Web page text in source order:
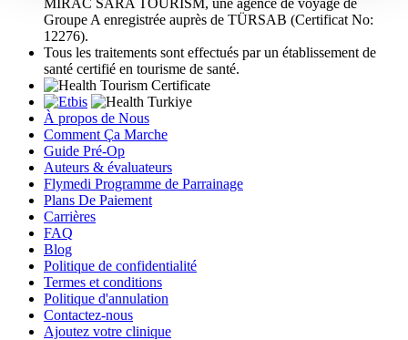
Groupe A enregistrée auprès de TÜRSAB (Certificat No:
12276).
Tous les traitements sont effectués par un établissement de
santé certifié en tourisme de santé.
À propos de Nous
Comment Ça Marche
Guide Pré-Op
Auteurs & évaluateurs
Flymedi Programme de Parrainage
Plans De Paiement
Carrières
FAQ
Blog
Politique de confidentialité
Termes et conditions
Politique d'annulation
Contactez-nous
Ajoutez votre clinique